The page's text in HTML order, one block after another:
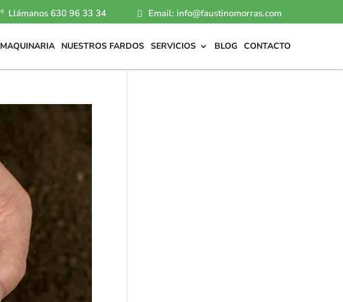
Llámanos 630 96 33 34 Email: info@faustinomorras.com
MAQUINARIA NUESTROS FARDOS SERVICIOS BLOG CONTACTO